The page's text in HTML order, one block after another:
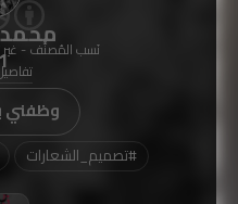
وظفني
#تصميم_الشعارات
نَسب المُصنَّف - غير